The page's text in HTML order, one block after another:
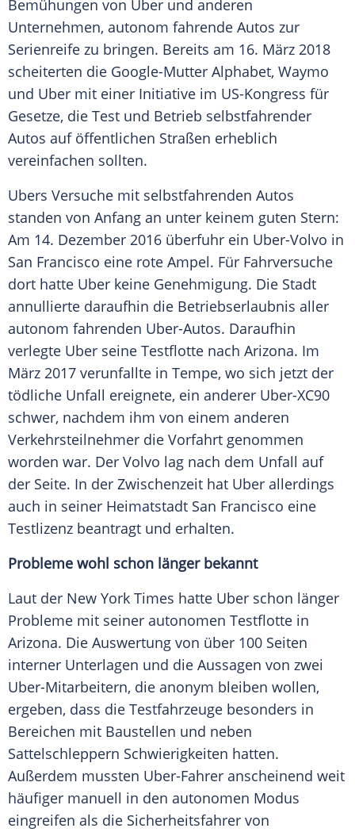
Bemühungen von Uber und anderen
Unternehmen, autonom fahrende Autos zur
Serienreife zu bringen. Bereits am 16. März 2018
scheiterten die Google-Mutter Alphabet, Waymo
und Uber mit einer Initiative im US-Kongress für
Gesetze, die Test und Betrieb selbstfahrender
Autos auf öffentlichen Straßen erheblich
vereinfachen sollten.
Ubers Versuche mit selbstfahrenden Autos
standen von Anfang an unter keinem guten Stern:
Am 14. Dezember 2016 überfuhr ein Uber-Volvo in
San Francisco eine rote Ampel. Für Fahrversuche
dort hatte Uber keine Genehmigung. Die Stadt
annullierte daraufhin die Betriebserlaubnis aller
autonom fahrenden Uber-Autos. Daraufhin
verlegte Uber seine Testflotte nach Arizona. Im
März 2017 verunfallte in Tempe, wo sich jetzt der
tödliche Unfall ereignete, ein anderer Uber-XC90
schwer, nachdem ihm von einem anderen
Verkehrsteilnehmer die Vorfahrt genommen
worden war. Der Volvo lag nach dem Unfall auf
der Seite. In der Zwischenzeit hat Uber allerdings
auch in seiner Heimatstadt San Francisco eine
Testlizenz beantragt und erhalten.
Probleme wohl schon länger bekannt
Laut der New York Times hatte Uber schon länger
Probleme mit seiner autonomen Testflotte in
Arizona. Die Auswertung von über 100 Seiten
interner Unterlagen und die Aussagen von zwei
Uber-Mitarbeitern, die anonym bleiben wollen,
ergeben, dass die Testfahrzeuge besonders in
Bereichen mit Baustellen und neben
Sattelschleppern Schwierigkeiten hatten.
Außerdem mussten Uber-Fahrer anscheinend weit
häufiger manuell in den autonomen Modus
eingreifen als die Sicherheitsfahrer von